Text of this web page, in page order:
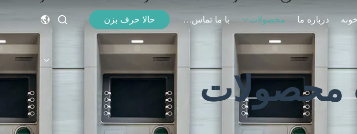
خونه درباره ما محصولات با ما تماس بگیرید حالا حرف بزن
محصولات